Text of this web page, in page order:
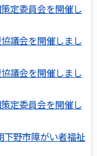
定委員会を開催し
議会を開催しまし
議会を開催しまし
定委員会を開催し
下野市障がい者福祉